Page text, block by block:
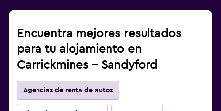
Encuentra mejores resultados
para tu alojamiento en
Carrickmines - Sandyford
Agencias de renta de autos